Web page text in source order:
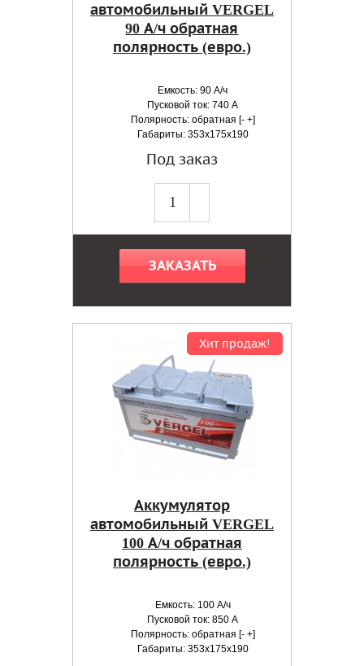
автомобильный VERGEL
90 А/ч обратная
полярность (евро.)
Емкость: 90 А/ч
Пусковой ток: 740 А
Полярность: обратная [- +]
Габариты: 353x175x190
Под заказ
ЗАКАЗАТЬ
Хит продаж!
Аккумулятор
автомобильный VERGEL
100 А/ч обратная
полярность (евро.)
Емкость: 100 А/ч
Пусковой ток: 850 А
Полярность: обратная [- +]
Габариты: 353x175x190